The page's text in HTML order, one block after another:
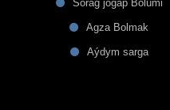
Sorag jogap Bölümi
Agza Bolmak
Aýdym sarga